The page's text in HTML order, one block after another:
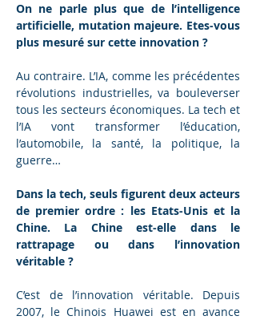
On ne parle plus que de l’intelligence
artificielle, mutation majeure. Etes-vous
plus mesuré sur cette innovation ?
Au contraire. L’IA, comme les précédentes
révolutions industrielles, va bouleverser
tous les secteurs économiques. La tech et
l’IA vont transformer l’éducation,
l’automobile, la santé, la politique, la
guerre…
Dans la tech, seuls figurent deux acteurs
de premier ordre : les Etats-Unis et la
Chine. La Chine est-elle dans le
rattrapage ou dans l’innovation
véritable ?
C’est de l’innovation véritable. Depuis
2007, le Chinois Huawei est en avance